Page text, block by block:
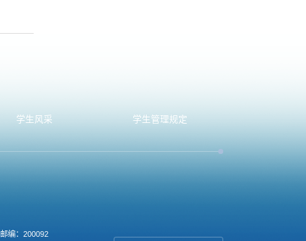
学生风采 学生管理规定
邮编：200092